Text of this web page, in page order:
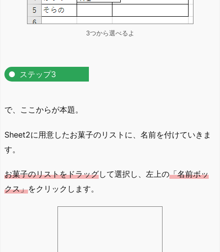
3つから選べるよ
ステップ3
で、ここからが本題。
Sheet2に用意したお菓子のリストに、名前を付けていきま
す。
お菓子のリストをドラッグして選択し、左上の「名前ボッ
クス」をクリックします。